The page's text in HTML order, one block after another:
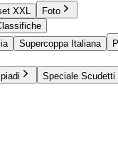
XXL
Foto
Supercoppa Italiana
Speciale Scudetti